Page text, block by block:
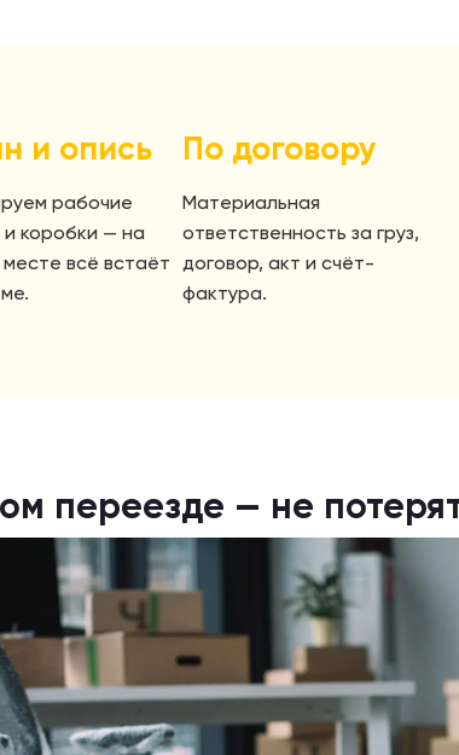
и опись
рабочие
коробки — на
всё встаёт
По договору
Материальная
ответственность за груз,
договор, акт и счёт-
фактура.
переезде — не